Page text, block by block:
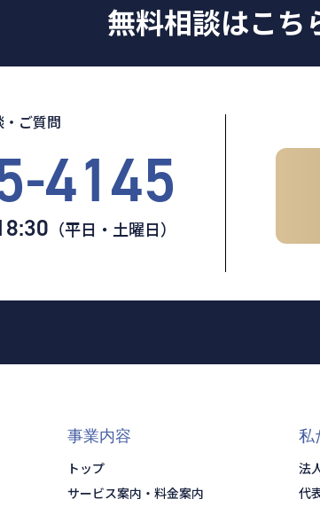
無料相談はこち
ご質問
4145
（平日・土曜日）
事業内容
トップ
サービス案内・料金案内
私
法
代